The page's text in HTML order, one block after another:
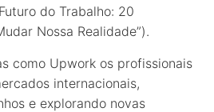
do Trabalho: 20
Nossa Realidade”).
como Upwork os profissionais
internacionais,
e explorando novas